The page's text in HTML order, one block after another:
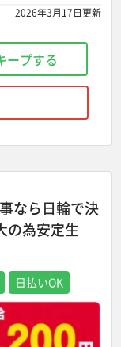
2026年3月17日更新
ープする
なら日輪で決
の為安定生
日払いOK